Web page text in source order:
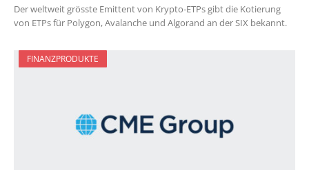
Der weltweit grösste Emittent von Krypto-ETPs gibt die Kotierung
von ETPs für Polygon, Avalanche und Algorand an der SIX bekannt.
FINANZPRODUKTE